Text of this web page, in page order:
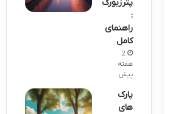
پترزبورگ
:
راهنمای
کامل
2
هفته
پیش
پارک
های